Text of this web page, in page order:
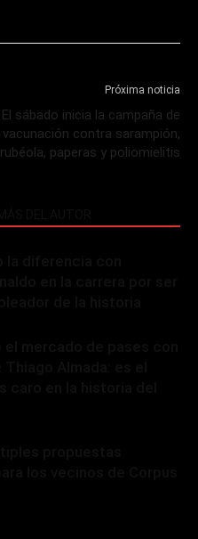
Próxima noticia
El sábado inicia la campaña de
vacunación contra sarampión,
rubéola, paperas y poliomielitis